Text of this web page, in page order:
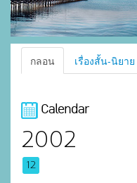
กลอน เรื่องสั้น-นิยาย
Calendar
2002
12